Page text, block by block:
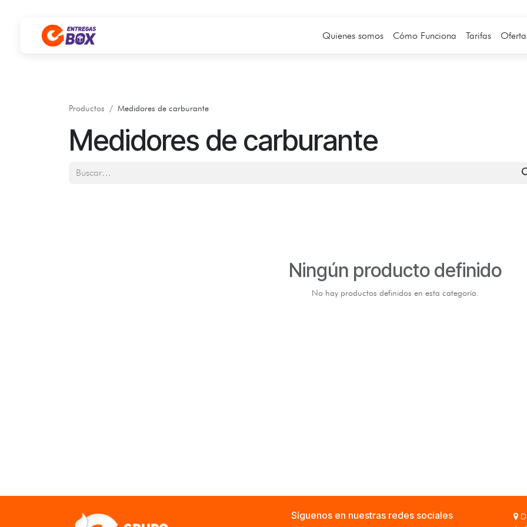
Quienes somos Cómo Funciona Tarifas
Productos Medidores de carburante
Medidores de carburante
Ningún producto definido
No hay productos definidos en esta categoría.
Síguenos en nuestras redes sociales